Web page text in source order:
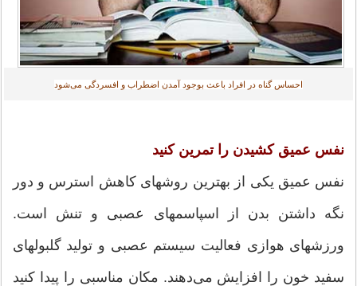
احساس گناه در افراد باعث بوجود آمدن اضطراب و افسردگی می‌شود
نفس عمیق کشیدن را تمرین کنید
نفس عمیق یکی از بهترین روشهای کاهش استرس و دور
نگه داشتن بدن از اسپاسمهای عصبی و تنش است.
ورزشهای هوازی فعالیت سیستم عصبی و تولید گلبولهای
سفید خون را افزایش می‌دهند. مکان مناسبی را پیدا کنید